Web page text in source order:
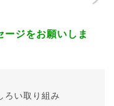
ジをお願いしま
ろい取り組み